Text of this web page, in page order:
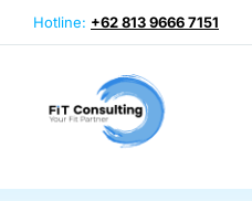
Hotline: +62 813 9666 7151